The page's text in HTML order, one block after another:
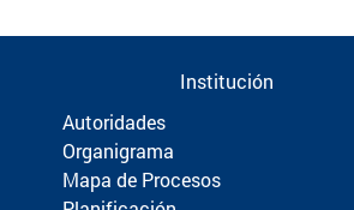
Institución
Autoridades
Organigrama
Mapa de Procesos